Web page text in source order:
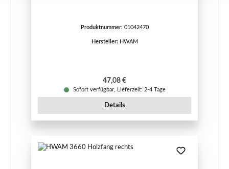
Produktnummer: 01042470
Hersteller: HWAM
Regulärer Preis:
47,08 €
Sofort verfügbar, Lieferzeit: 2-4 Tage
Details